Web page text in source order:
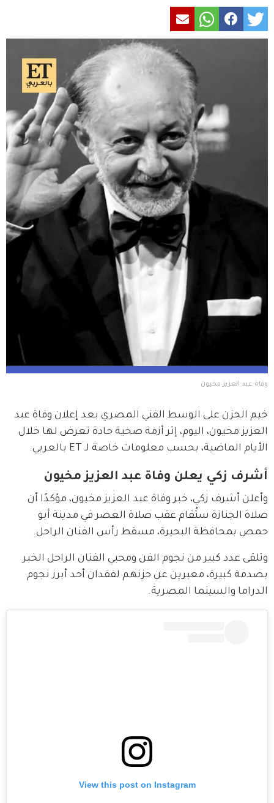
وفاة عبد العزيز مخيون
خيم الحزن على الوسط الفني المصري بعد إعلان وفاة عبد
العزيز مخيون، اليوم، إثر أزمة صحية حادة تعرض لها خلال
الأيام الماضية، بحسب معلومات خاصة لـ ET بالعربي.
أشرف زكي يعلن وفاة عبد العزيز مخيون
وأعلن أشرف زكي، خبر وفاة عبد العزيز مخيون، مؤكدًا أن
صلاة الجنازة ستُقام عقب صلاة العصر في مدينة أبو
حمص بمحافظة البحيرة، مسقط رأس الفنان الراحل.
وتلقى عدد كبير من نجوم الفن ومحبي الفنان الراحل الخبر
بصدمة كبيرة، معبرين عن حزنهم لفقدان أحد أبرز نجوم
الدراما والسينما المصرية.
View this post on Instagram